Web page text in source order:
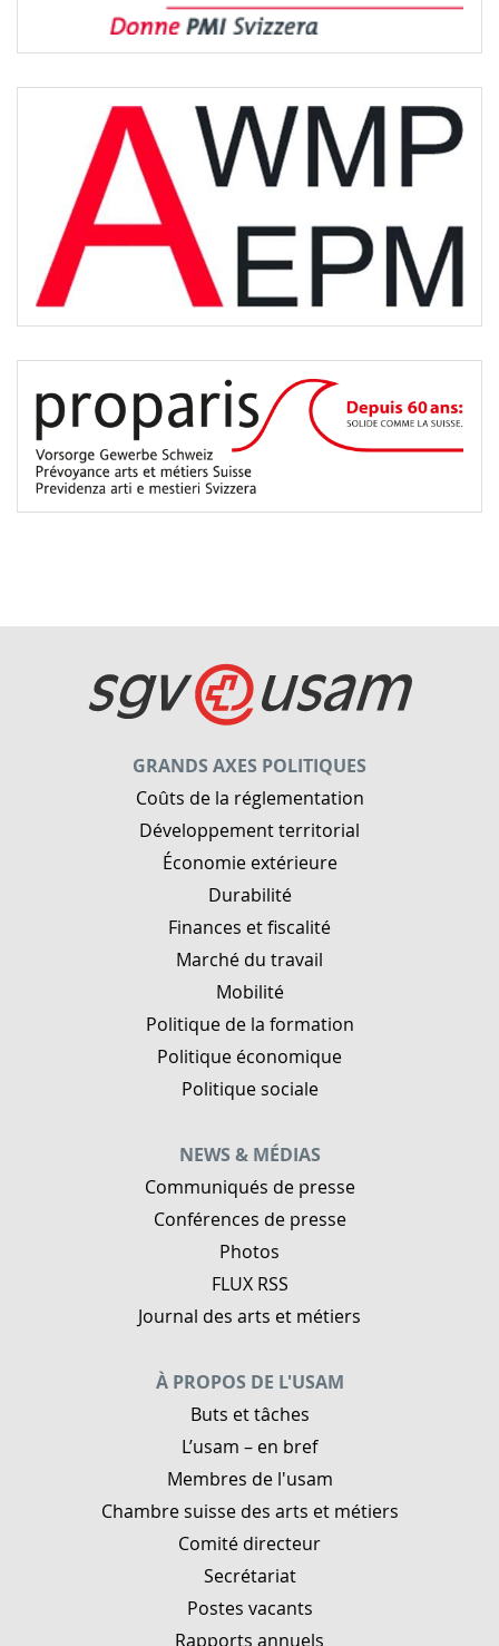
GRANDS AXES POLITIQUES
Coûts de la réglementation
Développement territorial
Économie extérieure
Durabilité
Finances et fiscalité
Marché du travail
Mobilité
Politique de la formation
Politique économique
Politique sociale
NEWS & MÉDIAS
Communiqués de presse
Conférences de presse
Photos
FLUX RSS
Journal des arts et métiers
À PROPOS DE L'USAM
Buts et tâches
L’usam – en bref
Membres de l'usam
Chambre suisse des arts et métiers
Comité directeur
Secrétariat
Postes vacants
Rapports annuels